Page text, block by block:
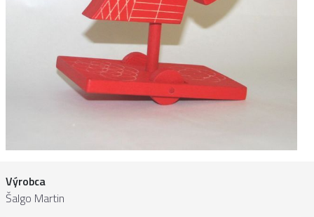
Výrobca
Šalgo Martin